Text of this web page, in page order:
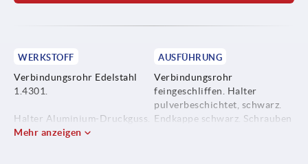
WERKSTOFF
Verbindungsrohr Edelstahl
1.4301.
Halter Aluminium-Druckguss.
AUSFÜHRUNG
Verbindungsrohr
feingeschliffen. Halter
pulverbeschichtet, schwarz.
Endkappe schwarz. Schrauben
Mehr anzeigen